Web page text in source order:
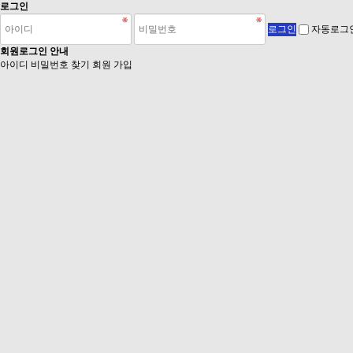
로그인
자동로그
회원로그인 안내
아이디 비밀번호 찾기
회원 가입